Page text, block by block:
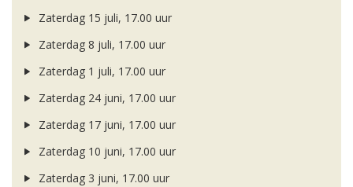
Zaterdag 15 juli, 17.00 uur
Zaterdag 8 juli, 17.00 uur
Zaterdag 1 juli, 17.00 uur
Zaterdag 24 juni, 17.00 uur
Zaterdag 17 juni, 17.00 uur
Zaterdag 10 juni, 17.00 uur
Zaterdag 3 juni, 17.00 uur